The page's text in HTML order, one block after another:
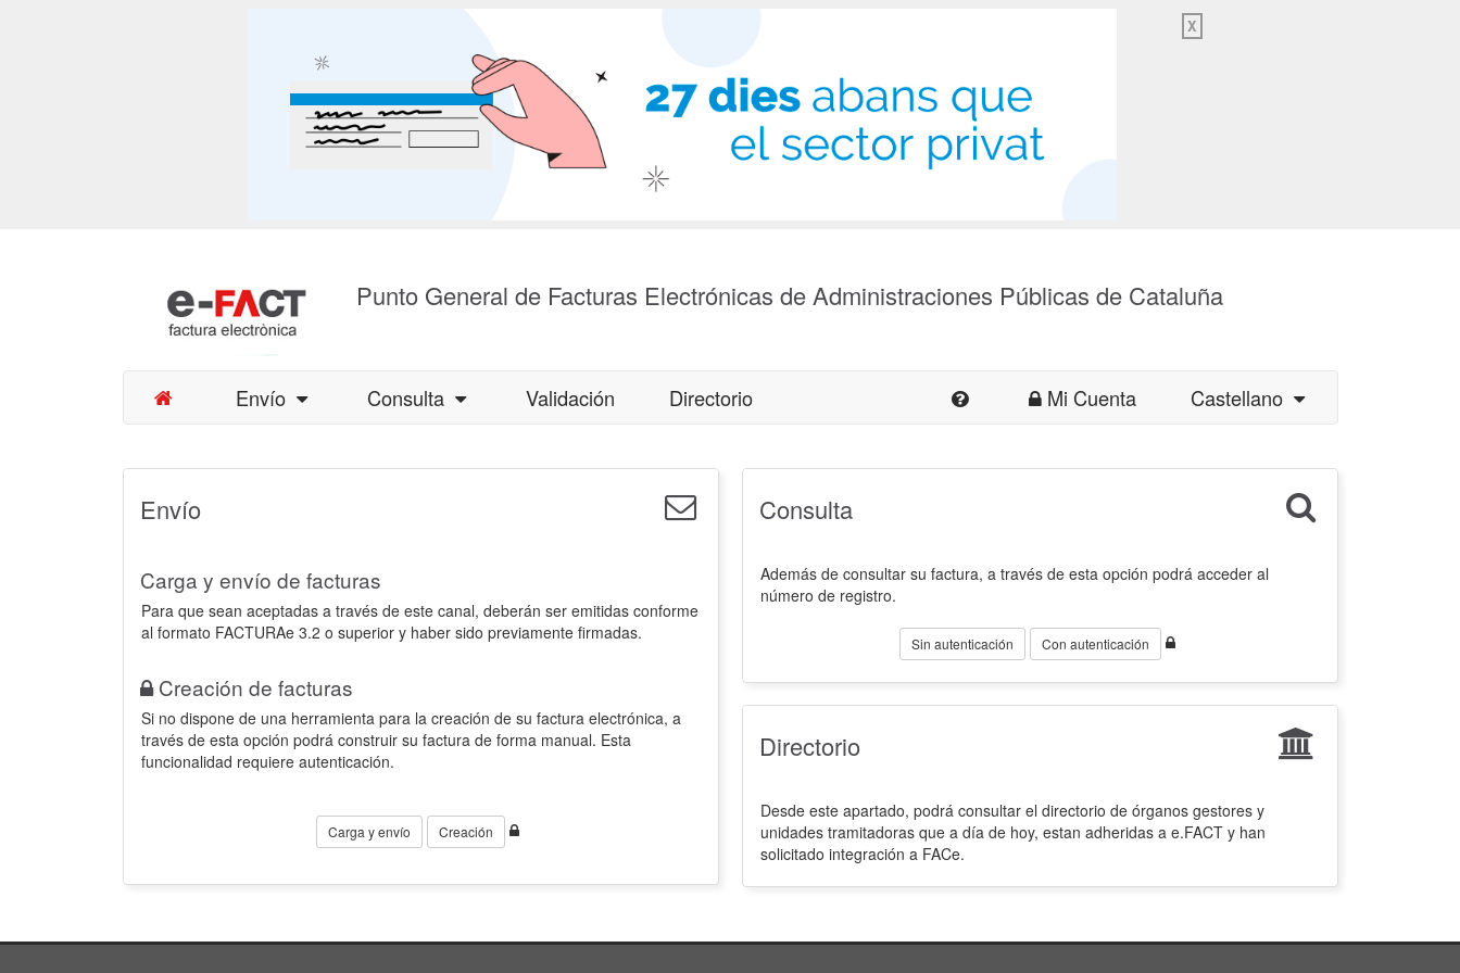
X
Punto General de Facturas Electrónicas de Administraciones Públicas de Cataluña
Envío Consulta Validación Directorio Mi Cuenta Castellano
Envío
Carga y envío de facturas
Para que sean aceptadas a través de este canal, deberán ser emitidas conforme
al formato FACTURAe 3.2 o superior y haber sido previamente firmadas.
Creación de facturas
Si no dispone de una herramienta para la creación de su factura electrónica, a
través de esta opción podrá construir su factura de forma manual. Esta
funcionalidad requiere autenticación.
Carga y envío Creación
Consulta
Además de consultar su factura, a través de esta opción podrá acceder al
número de registro.
Sin autenticación Con autenticación
Directorio
Desde este apartado, podrá consultar el directorio de órganos gestores y
unidades tramitadoras que a día de hoy, estan adheridas a e.FACT y han
solicitado integración a FACe.